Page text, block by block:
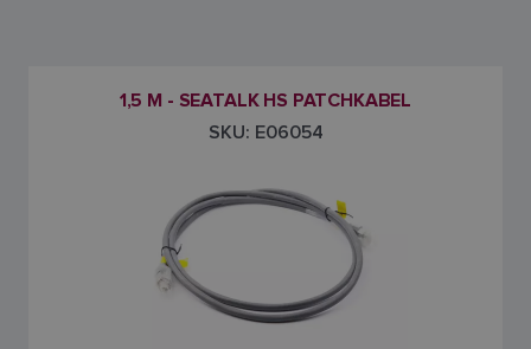
1,5 M - SEATALK HS PATCHKABEL
SKU: E06054